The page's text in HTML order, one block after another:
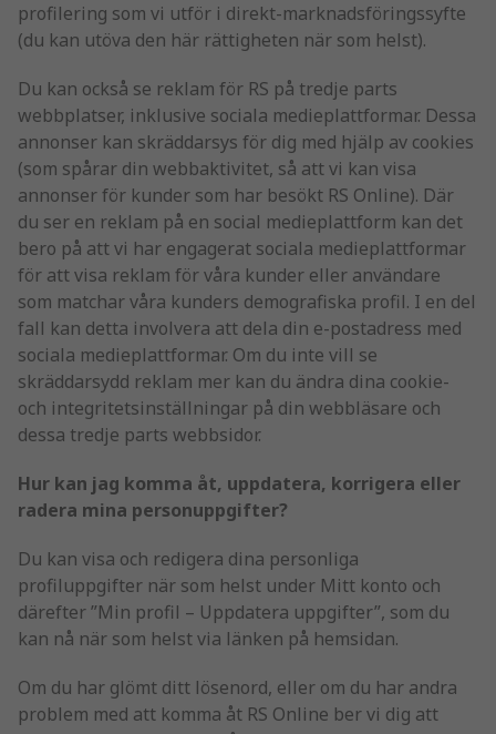
profilering som vi utför i direkt-marknadsföringssyfte
(du kan utöva den här rättigheten när som helst).
Du kan också se reklam för RS på tredje parts
webbplatser, inklusive sociala medieplattformar. Dessa
annonser kan skräddarsys för dig med hjälp av cookies
(som spårar din webbaktivitet, så att vi kan visa
annonser för kunder som har besökt RS Online). Där
du ser en reklam på en social medieplattform kan det
bero på att vi har engagerat sociala medieplattformar
för att visa reklam för våra kunder eller användare
som matchar våra kunders demografiska profil. I en del
fall kan detta involvera att dela din e-postadress med
sociala medieplattformar. Om du inte vill se
skräddarsydd reklam mer kan du ändra dina cookie-
och integritetsinställningar på din webbläsare och
dessa tredje parts webbsidor.
Hur kan jag komma åt, uppdatera, korrigera eller
radera mina personuppgifter?
Du kan visa och redigera dina personliga
profiluppgifter när som helst under Mitt konto och
därefter ”Min profil – Uppdatera uppgifter”, som du
kan nå när som helst via länken på hemsidan.
Om du har glömt ditt lösenord, eller om du har andra
problem med att komma åt RS Online ber vi dig att